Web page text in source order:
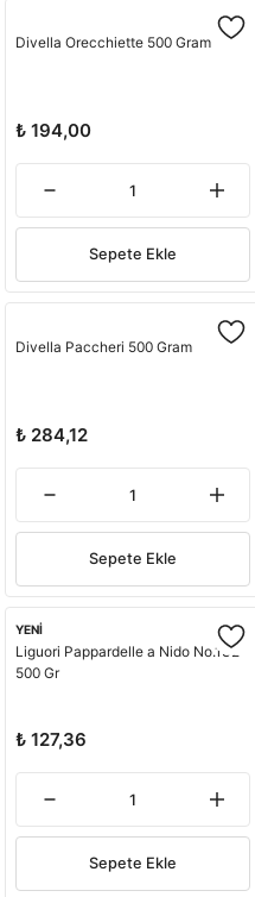
Divella Orecchiette 500 Gram
₺ 194,00
Sepete Ekle
Divella Paccheri 500 Gram
₺ 284,12
Sepete Ekle
YENİ
Liguori Pappardelle a Nido No.132
500 Gr
₺ 127,36
Sepete Ekle